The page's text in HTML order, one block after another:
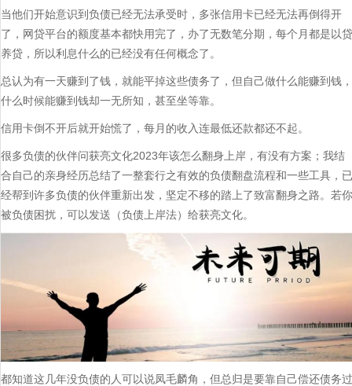
当他们开始意识到负债已经无法承受时，多张信用卡已经无法再倒得开
了，网贷平台的额度基本都快用完了，办了无数笔分期，每个月都是以贷
养贷，所以利息什么的已经没有任何概念了。
总认为有一天赚到了钱，就能平掉这些债务了，但自己做什么能赚到钱，
什么时候能赚到钱却一无所知，甚至坐等靠。
信用卡倒不开后就开始慌了，每月的收入连最低还款都还不起。
很多负债的伙伴问获亮文化2023年该怎么翻身上岸，有没有方案；我结
合自己的亲身经历总结了一整套行之有效的负债翻盘流程和一些工具，已
经帮到许多负债的伙伴重新出发，坚定不移的踏上了致富翻身之路。若你
被负债困扰，可以发送（负债上岸法）给获亮文化。
都知道这几年没负债的人可以说凤毛麟角，但总归是要靠自己偿还债务过